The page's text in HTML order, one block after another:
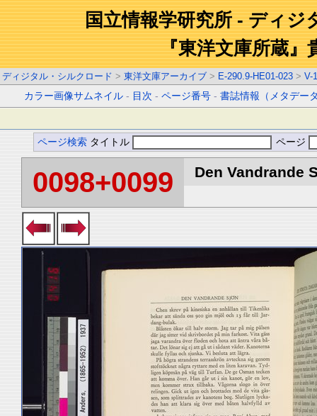
国立情報学研究所 - ディジ
『東洋文庫所蔵』
ディジタル・シルクロード > 東洋文庫アーカイブ > E-290.9-HE01-023 > V-1
カラー画像サムネイル - 目次 -ページ番号 -書誌情報（メタデー
ページ検索 タイトル ページ
0098+0099 Den Vandrande